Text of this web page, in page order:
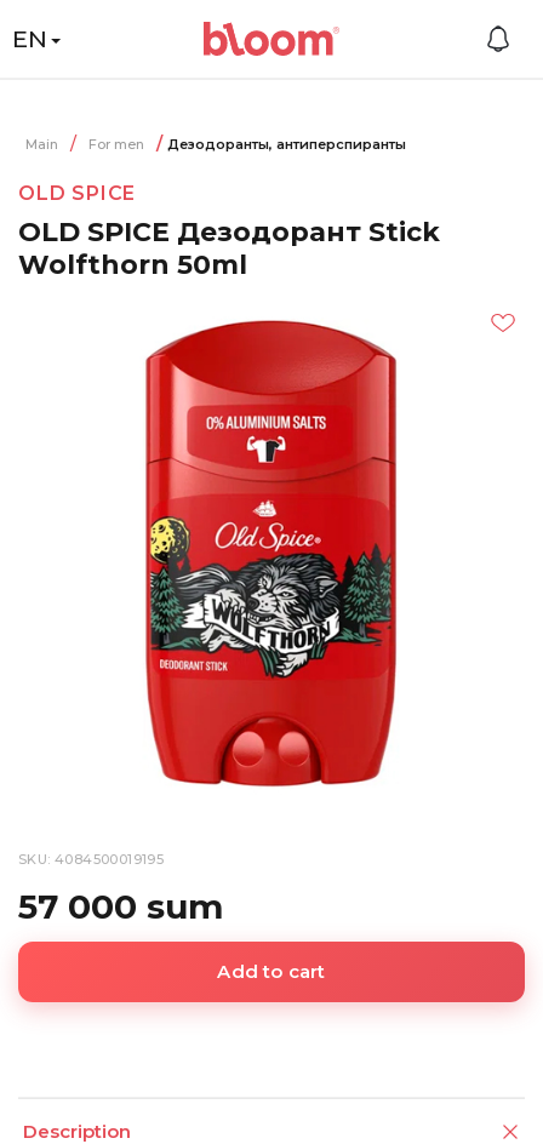
EN
Main For men Дезодоранты, антиперспиранты
OLD SPICE
OLD SPICE Дезодорант Stick
Wolfthorn 50ml
SKU: 4084500019195
57 000 sum
Add to cart
Description